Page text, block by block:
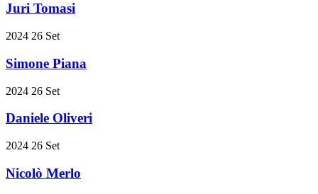
Juri Tomasi
2024 26 Set
Simone Piana
2024 26 Set
Daniele Oliveri
2024 26 Set
Nicolò Merlo